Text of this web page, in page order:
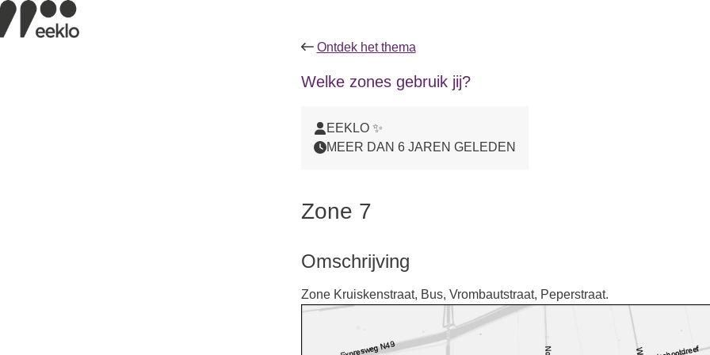
Ontdek het thema
Welke zones gebruik jij?
EEKLO ✨
MEER DAN 6 JAREN GELEDEN
Zone 7
Omschrijving
Zone Kruiskenstraat, Bus, Vrombautstraat, Peperstraat.